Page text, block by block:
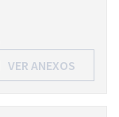
VER ANEXOS